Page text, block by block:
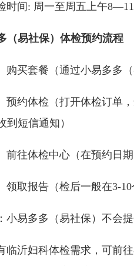
间: 周一至周五上午8—11
（易社保）体检预约流程
买套餐（通过小易多多（
约体检（打开体检订单，
到短信通知）
往体检中心（在预约日期
取报告（检后一般在3-10
易多多（易社保）不会提
沂妇科体检需求，可前往